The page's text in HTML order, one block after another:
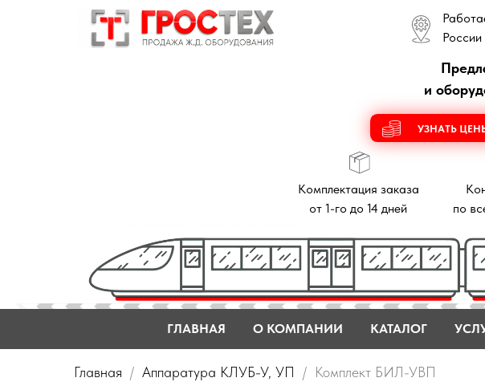
Работаем по
России и СНГ
УЗНАТЬ ЦЕНЫ
Предлагаем
и оборудование
Комплектация заказа
от 1-го до 14 дней
по всем
ГЛАВНАЯ О КОМПАНИИ КАТАЛОГ
Главная Аппаратура КЛУБ-У, УП Комплект БИЛ-УВП